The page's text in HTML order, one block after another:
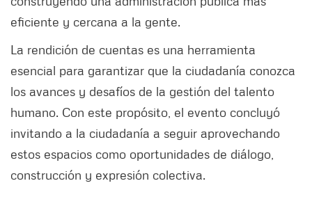
eficiente y cercana a la gente.
La rendición de cuentas es una herramienta
esencial para garantizar que la ciudadanía conozca
los avances y desafíos de la gestión del talento
humano. Con este propósito, el evento concluyó
invitando a la ciudadanía a seguir aprovechando
estos espacios como oportunidades de diálogo,
construcción y expresión colectiva.